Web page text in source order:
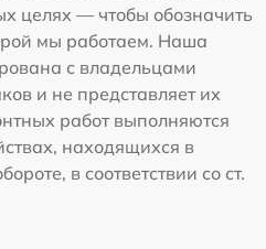
целях — чтобы обозначить
мы работаем. Наша
с владельцами
и не представляет их
работ выполняются
находящихся в
в соответствии со ст.